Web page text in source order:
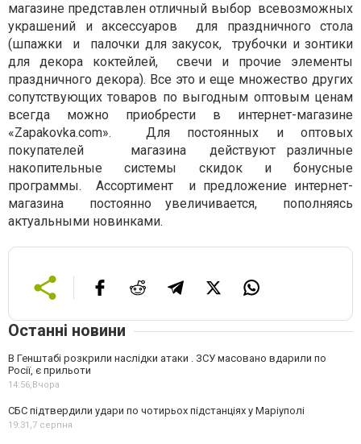
магазине представлен отличный выбор всевозможных
украшений и аксессуаров для праздничного стола
(шпажки и палочки для закусок, трубочки и зонтики
для декора коктейлей, свечи и прочие элементы
праздничного декора). Все это и еще множество других
сопутствующих товаров по выгодным оптовым ценам
всегда можно приобрести в интернет-магазине
«Zapakovka.com». Для постоянных и оптовых
покупателей магазина действуют различные
накопительные системы скидок и бонусные
программы. Ассортимент и предложение интернет-
магазина постоянно увеличивается, пополняясь
актуальными новинками.
Останні новини
В Генштабі розкрили наслідки атаки . ЗСУ масовано вдарили по
Росії, є прильоти
14:56,Вчора
СБС підтвердили удари по чотирьох підстанціях у Маріуполі
19:31,7 серпня